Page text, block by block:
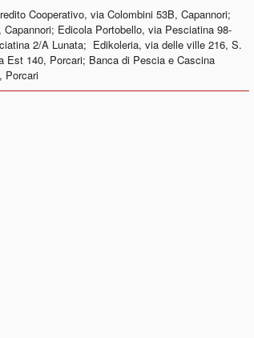
Cooperativo, via Colombini 53B, Capannori;
Edicola Portobello, via Pesciatina 98-
2/A Lunata; Edikoleria, via delle ville 216, S.
Est 140, Porcari; Banca di Pescia e Cascina
Porcari